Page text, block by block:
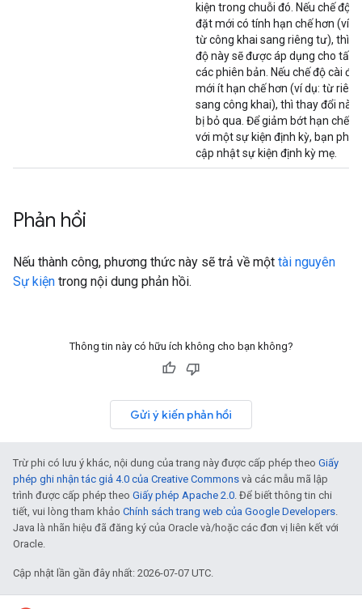
kiện trong chuỗi đó. Nếu chế độ
đặt mới có tính hạn chế hơn (ví
từ công khai sang riêng tư), thì
độ này sẽ được áp dụng cho tất
các phiên bản. Nếu chế độ cài đặt
mới ít hạn chế hơn (ví dụ: từ
sang công khai), thì thay đổi này
bị bỏ qua. Để giảm bớt hạn chế
với một sự kiện định kỳ, bạn phải
cập nhật sự kiện định kỳ mẹ.
Phản hồi
Nếu thành công, phương thức này sẽ trả về một tài nguyên
Sự kiện trong nội dung phản hồi.
Thông tin này có hữu ích không cho bạn không?
Gửi ý kiến phản hồi
Trừ phi có lưu ý khác, nội dung của trang này được cấp phép theo Giấy
phép ghi nhận tác giả 4.0 của Creative Commons và các mẫu mã lập
trình được cấp phép theo Giấy phép Apache 2.0. Để biết thông tin chi
tiết, vui lòng tham khảo Chính sách trang web của Google Developers.
Java là nhãn hiệu đã đăng ký của Oracle và/hoặc các đơn vị liên kết với
Oracle.
Cập nhật lần gần đây nhất: 2026-07-07 UTC.